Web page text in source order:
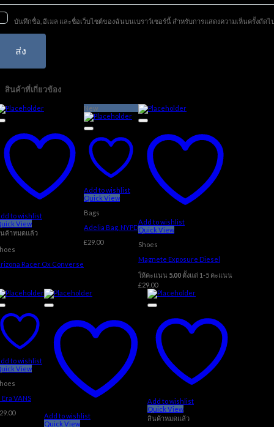
บันทึกชื่อ, อีเมล และชื่อเว็บไซต์ของฉันบนเบราว์เซอร์นี้ สำหรับการแสดงความเห็นครั้งถัดไ
สินค้าที่เกี่ยวข้อง
to wishlist
View
ค้าหมดแล้ว
Racer Ox Converse
New
Add to wishlist
Quick View
Bags
Adelia Bag, NYPD
£29.00
Add to wishlist
Quick View
Shoes
Magnete Exposure Diesel
ให้คะแนน 5.00 ตั้งแต่ 1-5 คะแนน
£29.00
to wishlist
View
Era VANS
29.00
Add to wishlist
Quick View
Add to wishlist
Quick View
สินค้าหมดแล้ว